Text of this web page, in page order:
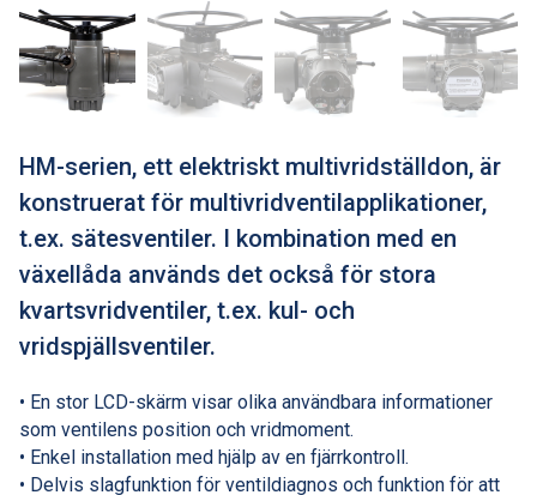
HM-serien, ett elektriskt multivridställdon, är
konstruerat för multivridventilapplikationer,
t.ex. sätesventiler. I kombination med en
växellåda används det också för stora
kvartsvridventiler, t.ex. kul- och
vridspjällsventiler.
• En stor LCD-skärm visar olika användbara informationer
som ventilens position och vridmoment.
• Enkel installation med hjälp av en fjärrkontroll.
• Delvis slagfunktion för ventildiagnos och funktion för att